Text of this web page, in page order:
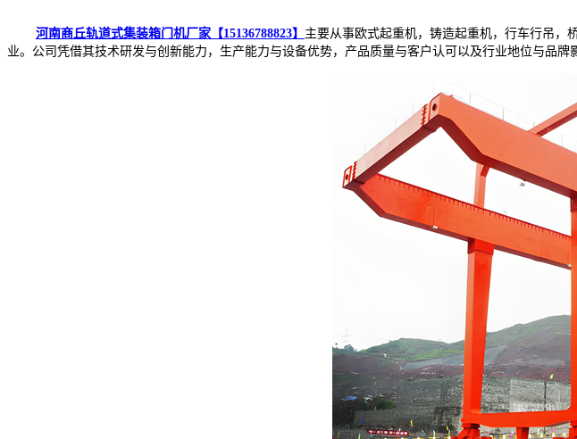
河南商丘轨道式集装箱门机厂家【15136788823】 主要从事欧式起重机，铸造起重机，行车行吊，
业。公司凭借其技术研发与创新能力，生产能力与设备优势，产品质量与客户认可以及行业地位与品